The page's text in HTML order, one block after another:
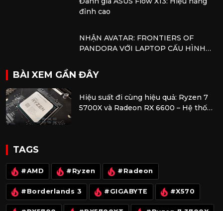
Đánh giá ASUS Flow X13: Hiệu năng
NHẬN AVATAR: FRONTIERS OF
PANDORA VỚI LAPTOP CẤU HÌNH
BÀI XEM GẦN ĐÂY
TAGS
#AMD #Ryzen #Radeon